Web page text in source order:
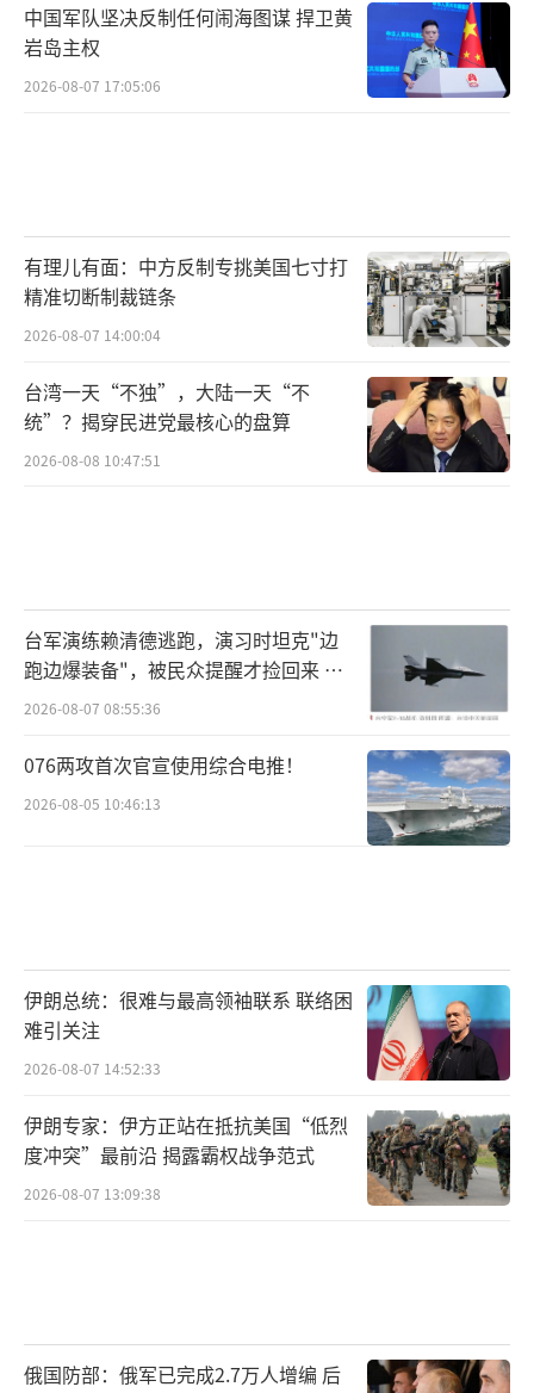
中国军队坚决反制任何闹海图谋 捍卫黄
岩岛主权
2026-08-07 17:05:06
有理儿有面：中方反制专挑美国七寸打
精准切断制裁链条
2026-08-07 14:00:04
台湾一天“不独”，大陆一天“不
统”？揭穿民进党最核心的盘算
2026-08-08 10:47:51
台军演练赖清德逃跑，演习时坦克"边
跑边爆装备"，被民众提醒才捡回来 演
习状况频出引发关注
2026-08-07 08:55:36
076两攻首次官宣使用综合电推！
2026-08-05 10:46:13
伊朗总统：很难与最高领袖联系 联络困
难引关注
2026-08-07 14:52:33
伊朗专家：伊方正站在抵抗美国“低烈
度冲突”最前沿 揭露霸权战争范式
2026-08-07 13:09:38
俄国防部：俄军已完成2.7万人增编 后